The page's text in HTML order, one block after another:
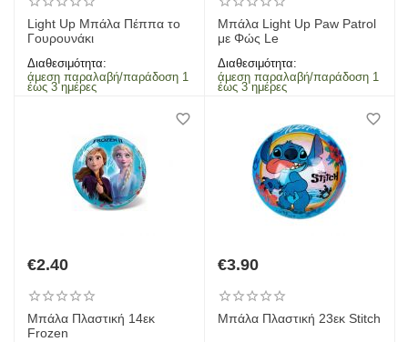
Light Up Μπάλα Πέππα το
Γουρουνάκι
Διαθεσιμότητα:
άμεση παραλαβή/παράδοση 1
έως 3 ημέρες
Μπάλα Light Up Paw Patrol
με Φώς Le
Διαθεσιμότητα:
άμεση παραλαβή/παράδοση 1
έως 3 ημέρες
€2.40
Μπάλα Πλαστική 14εκ
Frozen
€3.90
Μπάλα Πλαστική 23εκ Stitch